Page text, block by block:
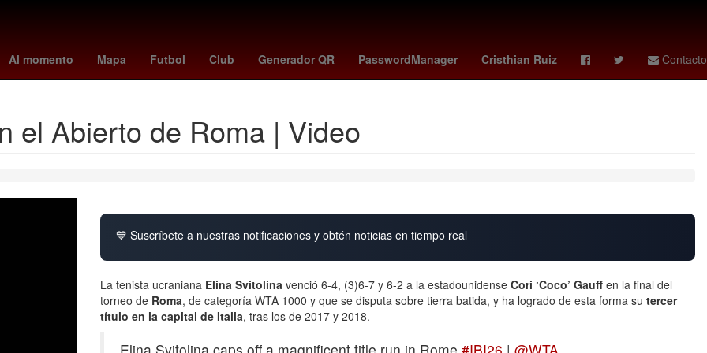
Al momento Mapa Futbol Club Generador QR PasswordManager Cristhian Ruiz Contacto
Baloncesto Tribunal Electoral del Poder Judicial de la Federación 2024 Proyecto Enfermedad respiratoria Lionel Messi
el Abierto de Roma | Video
💙 Suscríbete a nuestras notificaciones y obtén noticias en tiempo real
La tenista ucraniana Elina Svitolina venció 6-4, (3)6-7 y 6-2 a la estadounidense Cori ‘Coco’ Gauff en la final del
torneo de Roma, de categoría WTA 1000 y que se disputa sobre tierra batida, y ha logrado de esta forma su tercer
título en la capital de Italia, tras los de 2017 y 2018.